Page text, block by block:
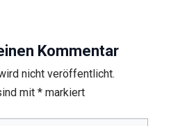
Kommentar
nicht veröffentlicht.
mit *markiert